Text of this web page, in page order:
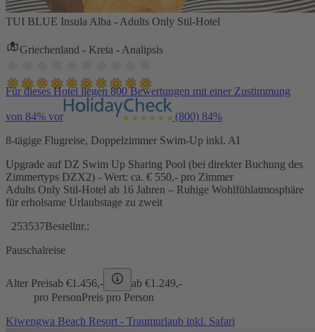
TUI BLUE Insula Alba - Adults Only Stil-Hotel
Griechenland - Kreta - Analipsis
Für dieses Hotel liegen 800 Bewertungen mit einer Zustimmung
von 84% vor (800) 84%
8-tägige Flugreise, Doppelzimmer Swim-Up inkl. AI
Upgrade auf DZ Swim Up Sharing Pool (bei direkter Buchung des
Zimmertyps DZX2) - Wert: ca. € 550,- pro Zimmer
Adults Only Stil-Hotel ab 16 Jahren – Ruhige Wohlfühlatmosphäre
für erholsame Urlaubstage zu zweit
253537Bestellnr.:
Pauschalreise
Alter Preisab €1.456,- ab €1.249,-
pro PersonPreis pro Person
Kiwengwa Beach Resort - Traumurlaub inkl. Safari